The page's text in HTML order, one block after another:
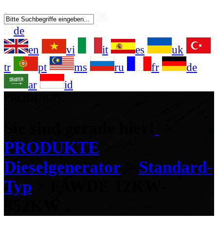
de
en
vi it es
uk
tr
pt ms ru fr
de
ar
id
PRODUKTE
Dieselgenerator
Standard-
Typ